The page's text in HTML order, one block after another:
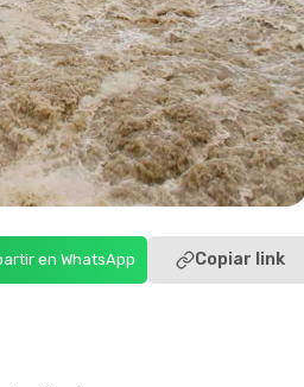
en WhatsApp Copiar link